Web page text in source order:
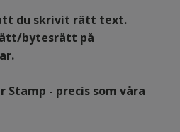
du skrivit rätt text.
bytesrätt på
Stamp - precis som våra